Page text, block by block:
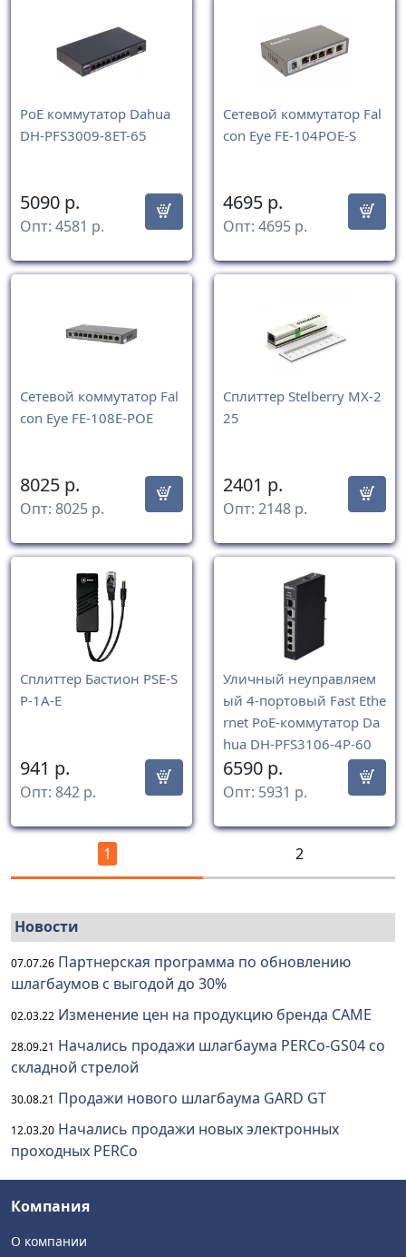
РоЕ коммутатор Dahua
DH-PFS3009-8ET-65
5090 р.
Опт: 4581 р.
Сетевой коммутатор Fal
con Eye FE-104POE-S
4695 р.
Опт: 4695 р.
Сетевой коммутатор Fal
con Eye FE-108E-POE
8025 р.
Опт: 8025 р.
Сплиттер Stelberry MX-2
25
2401 р.
Опт: 2148 р.
Сплиттер Бастион PSE-S
P-1A-E
941 р.
Опт: 842 р.
Уличный неуправляем
ый 4-портовый Fast Ethe
rnet PoE-коммутатор Da
hua DH-PFS3106-4P-60
6590 р.
Опт: 5931 р.
1 2
Новости
07.07.26 Партнерская программа по обновлению
шлагбаумов с выгодой до 30%
02.03.22 Изменение цен на продукцию бренда CAME
28.09.21 Начались продажи шлагбаума PERCo-GS04 со
складной стрелой
30.08.21 Продажи нового шлагбаума GARD GT
12.03.20 Начались продажи новых электронных
проходных PERCo
Компания
О компании